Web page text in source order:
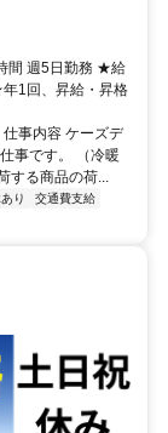
間 週5日勤務 ★給
1回、昇給・昇格
事内容 ケーズデ
事です。 （冷暖
する商品の荷...
り
交通費支給